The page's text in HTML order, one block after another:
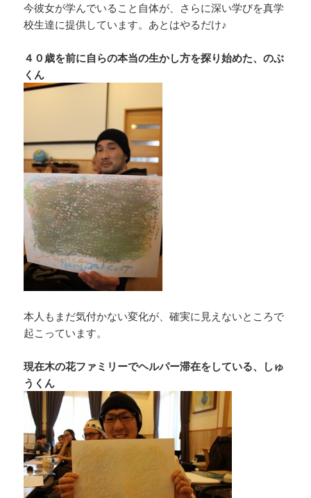
今彼女が学んでいること自体が、さらに深い学びを真学
校生達に提供しています。あとはやるだけ♪
４０歳を前に自らの本当の生かし方を探り始めた、のぶ
くん
本人もまだ気付かない変化が、確実に見えないところで
起こっています。
現在木の花ファミリーでヘルパー滞在をしている、しゅ
うくん